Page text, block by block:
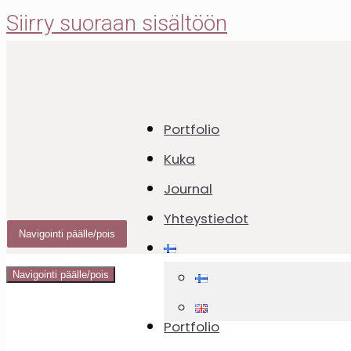
Siirry suoraan sisältöön
Portfolio
Kuka
Journal
Yhteystiedot
Navigointi päälle/pois
Navigointi päälle/pois
Portfolio
Runebergin
29.05.2022